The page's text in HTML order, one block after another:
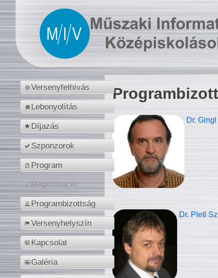
Versenyfelhívás
Lebonyolítás
Díjazás
Szponzorok
Program
Regisztráció
Programbizottság
Versenyhelyszín
Kapcsolat
Galéria
Dr.
Dr. Pletl